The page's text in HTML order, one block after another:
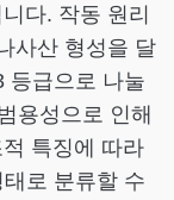
다. 작동 원리
사산 형성을 달
등급으로 나눌
용성으로 인해
특징에 따라
로 분류할 수